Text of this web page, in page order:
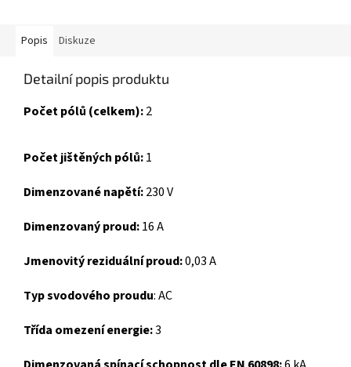
Popis Diskuze
Detailní popis produktu
Počet pólů (celkem):2
Počet jištěných pólů:1
Dimenzované napětí:230 V
Dimenzovaný proud:16 A
Jmenovitý reziduální proud:0,03 A
Typ svodového proudu:AC
Třída omezení energie:3